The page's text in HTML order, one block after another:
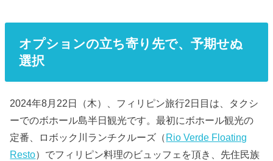
オプションの立ち寄り先で、予期せぬ
選択
2024年8月22日（木）、フィリピン旅行2日目は、タクシ
ーでのボホール島半日観光です。最初にボホール観光の
定番、ロボック川ランチクルーズ（Rio Verde Floating
Resto）でフィリピン料理のビュッフェを頂き、先住民族